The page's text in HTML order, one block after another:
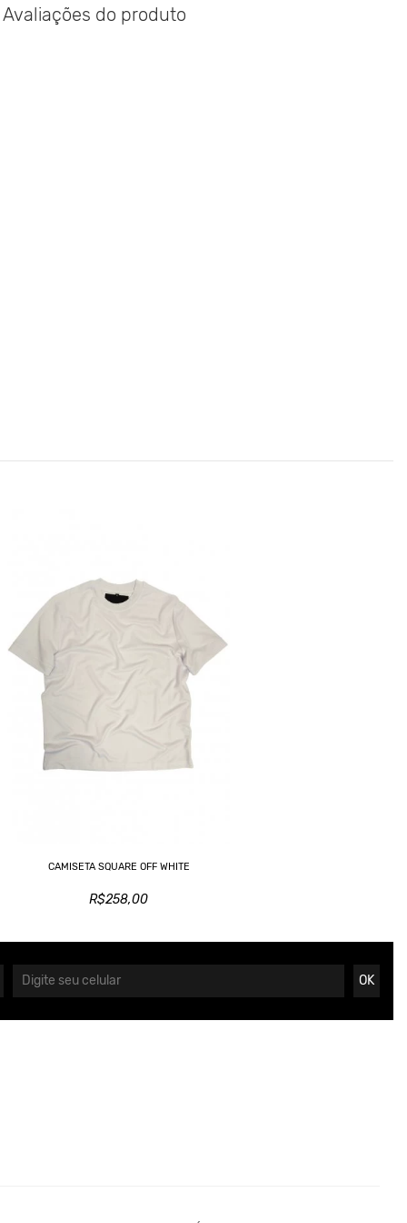
Avaliações do produto
CAMISETA SQUARE OFF WHITE
R$258,00
OK